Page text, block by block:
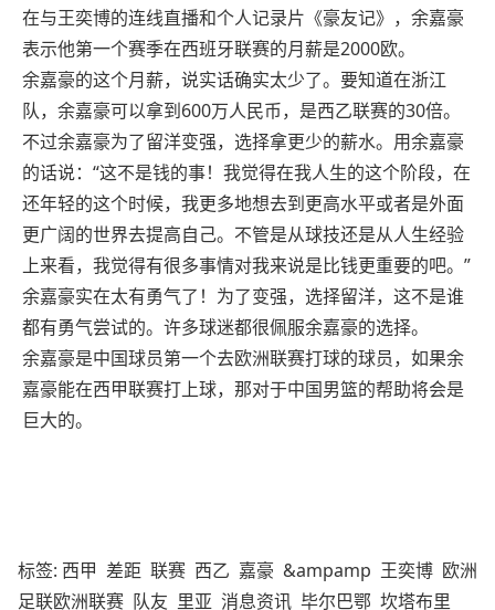
在与王奕博的连线直播和个人记录片《豪友记》，余嘉豪
表示他第一个赛季在西班牙联赛的月薪是2000欧。
余嘉豪的这个月薪，说实话确实太少了。要知道在浙江
队，余嘉豪可以拿到600万人民币，是西乙联赛的30倍。
不过余嘉豪为了留洋变强，选择拿更少的薪水。用余嘉豪
的话说：“这不是钱的事！我觉得在我人生的这个阶段，在
还年轻的这个时候，我更多地想去到更高水平或者是外面
更广阔的世界去提高自己。不管是从球技还是从人生经验
上来看，我觉得有很多事情对我来说是比钱更重要的吧。”
余嘉豪实在太有勇气了！为了变强，选择留洋，这不是谁
都有勇气尝试的。许多球迷都很佩服余嘉豪的选择。
余嘉豪是中国球员第一个去欧洲联赛打球的球员，如果余
嘉豪能在西甲联赛打上球，那对于中国男篮的帮助将会是
巨大的。
标签: 西甲 差距 联赛 西乙 嘉豪 &ampamp 王奕博 欧洲
足联欧洲联赛 队友 里亚 消息资讯 毕尔巴鄂 坎塔布里